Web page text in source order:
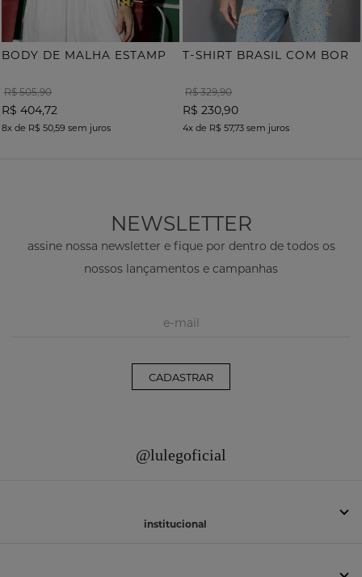
R$ 505,90
R$ 404,72
8x de R$ 50,59 sem juros
R$ 329,90
R$ 230,90
4x de R$ 57,73 sem juros
NEWSLETTER
assine nossa newsletter e fique por dentro de todos os
nossos lançamentos e campanhas
CADASTRAR
@lulegoficial
institucional